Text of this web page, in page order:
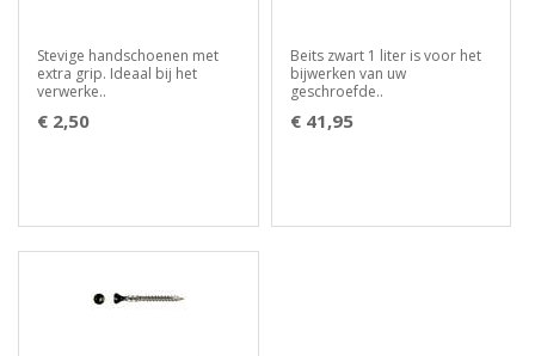
Stevige handschoenen met
extra grip. Ideaal bij het
verwerke..
€ 2,50
Beits zwart 1 liter is voor het
bijwerken van uw
geschroefde..
€ 41,95